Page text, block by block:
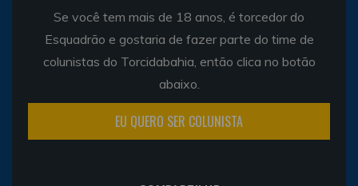
Se você tem mais de 18 anos, é torcedor do
Esquadrão e gostaria de fazer parte do time de
colunistas do Torcidabahia, então clica no botão
abaixo.
EU QUERO SER COLUNISTA